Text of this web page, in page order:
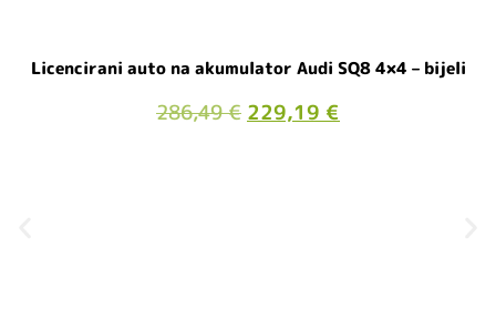
Licencirani auto na akumulator Audi SQ8 4×4 – bijeli
286,49€ 229,19 €